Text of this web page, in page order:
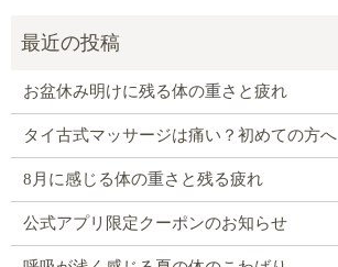
お盆休み明けに残る体の重さと疲れ
タイ古式マッサージは痛い？初めての方へ
8月に感じる体の重さと残る疲れ
公式アプリ限定クーポンのお知らせ